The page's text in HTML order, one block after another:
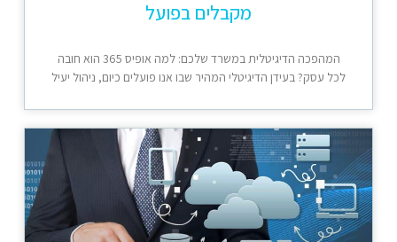
מקבלים בפועל
המהפכה הדיגיטלית במשרד שלכם: למה אופיס 365 הוא חובה
לכל עסק? בעידן הדיגיטלי המהיר שבו אנו פועלים כיום, ניהול יעיל